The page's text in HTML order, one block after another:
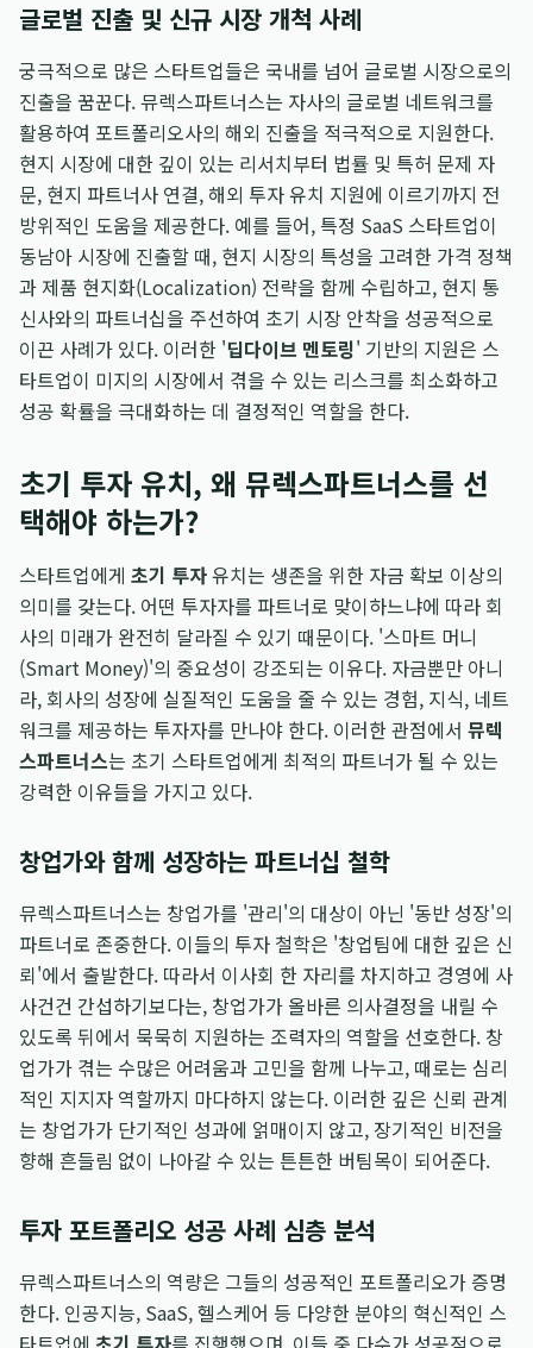
글로벌 진출 및 신규 시장 개척 사례
궁극적으로 많은 스타트업들은 국내를 넘어 글로벌 시장으로의
진출을 꿈꾼다. 뮤렉스파트너스는 자사의 글로벌 네트워크를
활용하여 포트폴리오사의 해외 진출을 적극적으로 지원한다.
현지 시장에 대한 깊이 있는 리서치부터 법률 및 특허 문제 자
문, 현지 파트너사 연결, 해외 투자 유치 지원에 이르기까지 전
방위적인 도움을 제공한다. 예를 들어, 특정 SaaS 스타트업이
동남아 시장에 진출할 때, 현지 시장의 특성을 고려한 가격 정책
과 제품 현지화(Localization) 전략을 함께 수립하고, 현지 통
신사와의 파트너십을 주선하여 초기 시장 안착을 성공적으로
이끈 사례가 있다. 이러한 '딥다이브 멘토링' 기반의 지원은 스
타트업이 미지의 시장에서 겪을 수 있는 리스크를 최소화하고
성공 확률을 극대화하는 데 결정적인 역할을 한다.
초기 투자 유치, 왜 뮤렉스파트너스를 선
택해야 하는가?
스타트업에게 초기 투자유치는 생존을 위한 자금 확보 이상의
의미를 갖는다. 어떤 투자자를 파트너로 맞이하느냐에 따라 회
사의 미래가 완전히 달라질 수 있기 때문이다. '스마트 머니
(Smart Money)'의 중요성이 강조되는 이유다. 자금뿐만 아니
라, 회사의 성장에 실질적인 도움을 줄 수 있는 경험, 지식, 네트
워크를 제공하는 투자자를 만나야 한다. 이러한 관점에서 뮤렉
스파트너스는 초기 스타트업에게 최적의 파트너가 될 수 있는
강력한 이유들을 가지고 있다.
창업가와 함께 성장하는 파트너십 철학
뮤렉스파트너스는 창업가를 '관리'의 대상이 아닌 '동반 성장'의
파트너로 존중한다. 이들의 투자 철학은 '창업팀에 대한 깊은 신
뢰'에서 출발한다. 따라서 이사회 한 자리를 차지하고 경영에 사
사건건 간섭하기보다는, 창업가가 올바른 의사결정을 내릴 수
있도록 뒤에서 묵묵히 지원하는 조력자의 역할을 선호한다. 창
업가가 겪는 수많은 어려움과 고민을 함께 나누고, 때로는 심리
적인 지지자 역할까지 마다하지 않는다. 이러한 깊은 신뢰 관계
는 창업가가 단기적인 성과에 얽매이지 않고, 장기적인 비전을
향해 흔들림 없이 나아갈 수 있는 튼튼한 버팀목이 되어준다.
투자 포트폴리오 성공 사례 심층 분석
뮤렉스파트너스의 역량은 그들의 성공적인 포트폴리오가 증명
한다. 인공지능, SaaS, 헬스케어 등 다양한 분야의 혁신적인 스